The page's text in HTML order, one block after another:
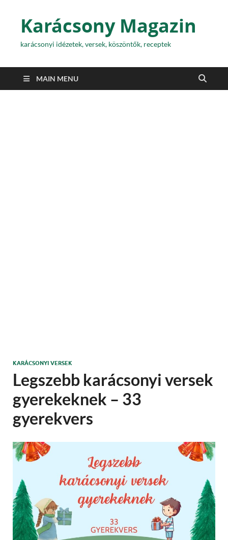
Karácsony Magazin
karácsonyi idézetek, versek, köszöntők, receptek
MAIN MENU
KARÁCSONYI VERSEK
Legszebb karácsonyi versek
gyerekeknek – 33
gyerekvers